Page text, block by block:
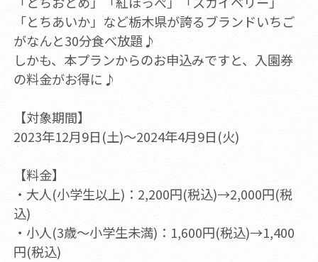
「とちあいか」など栃木県が誇るブランドいちご
がなんと30分食べ放題♪
しかも、本プランからのお申込みですと、入園券
の料金がお得に♪
【対象期間】
2023年12月9日(土)～2024年4月9日(火)
【料金】
・大人(小学生以上)：2,200円(税込)→2,000円(税
込)
・小人(3歳～小学生未満)：1,600円(税込)→1,400
円(税込)